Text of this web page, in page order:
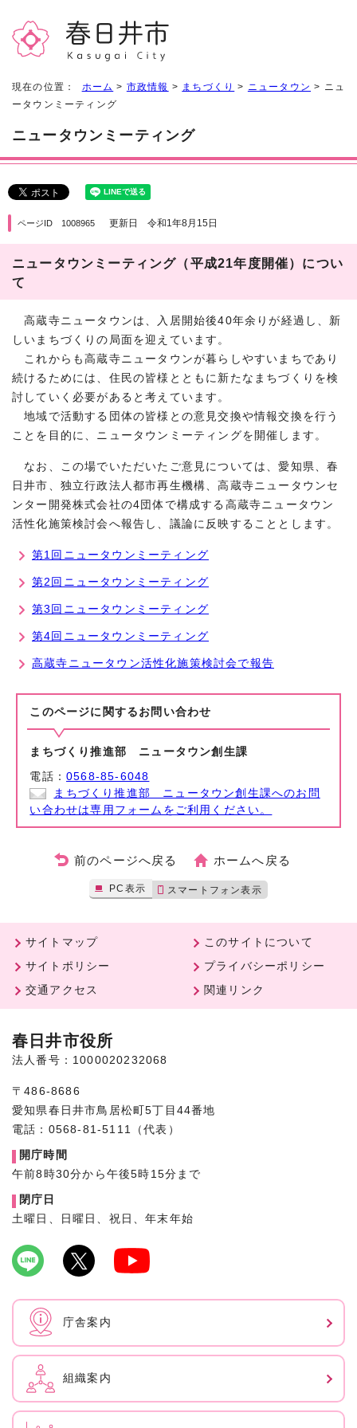
現在の位置： ホーム > 市政情報 > まちづくり > ニュータウン > ニュ
ータウンミーティング
ニュータウンミーティング
ページID 1008965 更新日 令和1年8月15日
ニュータウンミーティング（平成21年度開催）につい
て
高蔵寺ニュータウンは、入居開始後40年余りが経過し、新
しいまちづくりの局面を迎えています。
これからも高蔵寺ニュータウンが暮らしやすいまちであり
続けるためには、住民の皆様とともに新たなまちづくりを検
討していく必要があると考えています。
地域で活動する団体の皆様との意見交換や情報交換を行う
ことを目的に、ニュータウンミーティングを開催します。
なお、この場でいただいたご意見については、愛知県、春
日井市、独立行政法人都市再生機構、高蔵寺ニュータウンセ
ンター開発株式会社の4団体で構成する高蔵寺ニュータウン
活性化施策検討会へ報告し、議論に反映することとします。
第1回ニュータウンミーティング
第2回ニュータウンミーティング
第3回ニュータウンミーティング
第4回ニュータウンミーティング
高蔵寺ニュータウン活性化施策検討会で報告
このページに関する お問い合わせ
まちづくり推進部 ニュータウン創生課
電話：0568-85-6048
まちづくり推進部 ニュータウン創生課へのお問
い合わせは専用フォームをご利用ください。
前のページへ戻る ホームへ戻る
PC表示 スマートフォン表示
サイトマップ
このサイトについて
サイトポリシー
プライバシーポリシー
交通アクセス
関連リンク
春日井市役所
法人番号：1000020232068
〒486-8686
愛知県春日井市鳥居松町5丁目44番地
電話：0568-81-5111（代表）
開庁時間
午前8時30分から午後5時15分まで
閉庁日
土曜日、日曜日、祝日、年末年始
庁舎案内
組織案内